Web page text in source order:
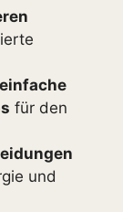
einfache
für den
und